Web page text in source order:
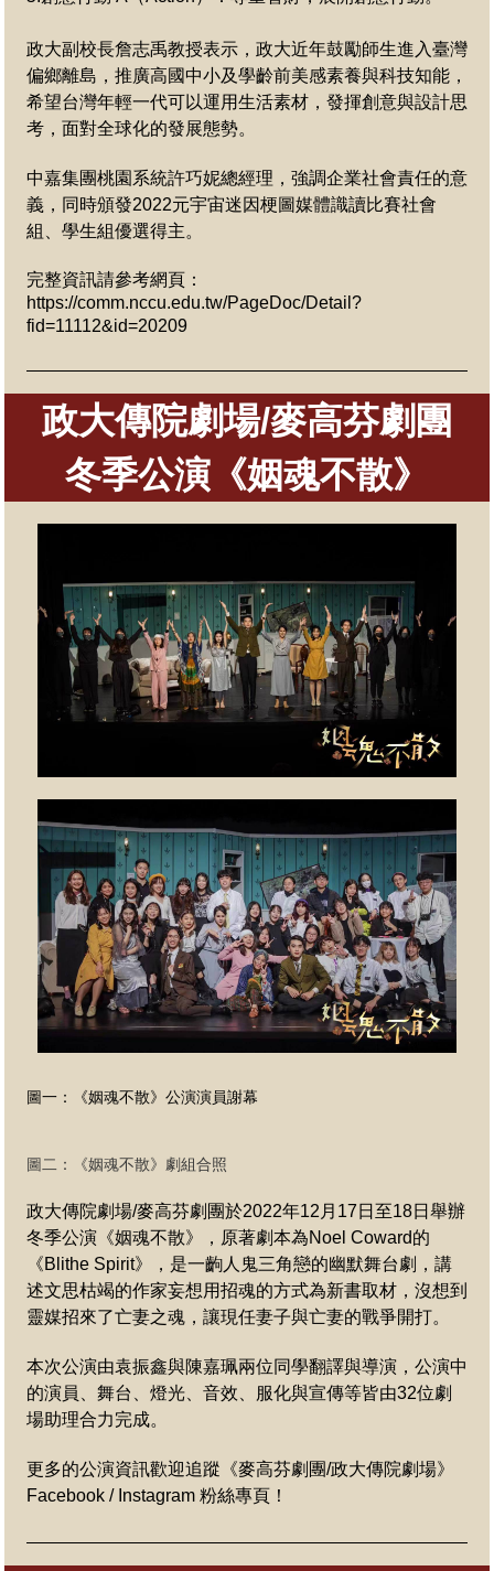
政大副校長詹志禹教授表示，政大近年鼓勵師生進入臺灣
偏鄉離島，推廣高國中小及學齡前美感素養與科技知能，
希望台灣年輕一代可以運用生活素材，發揮創意與設計思
考，面對全球化的發展態勢。
中嘉集團桃園系統許巧妮總經理，強調企業社會責任的意
義，同時頒發2022元宇宙迷因梗圖媒體識讀比賽社會
組、學生組優選得主。
完整資訊請參考網頁：
https://comm.nccu.edu.tw/PageDoc/Detail?
fid=11112&id=20209
政大傳院劇場/麥高芬劇團
冬季公演《姻魂不散》
圖一：《姻魂不散》公演演員謝幕
圖二： 《姻魂不散》劇組合照
政大傳院劇場/麥高芬劇團於2022年12月17日至18日舉辦
冬季公演《姻魂不散》，原著劇本為Noel Coward的
《Blithe Spirit》，是一齣人鬼三角戀的幽默舞台劇，講
述文思枯竭的作家妄想用招魂的方式為新書取材，沒想到
靈媒招來了亡妻之魂，讓現任妻子與亡妻的戰爭開打。
本次公演由袁振鑫與陳嘉珮兩位同學翻譯與導演，公演中
的演員、舞台、燈光、音效、服化與宣傳等皆由32位劇
場助理合力完成。
更多的公演資訊歡迎追蹤《麥高芬劇團/政大傳院劇場》
Facebook / Instagram 粉絲專頁！